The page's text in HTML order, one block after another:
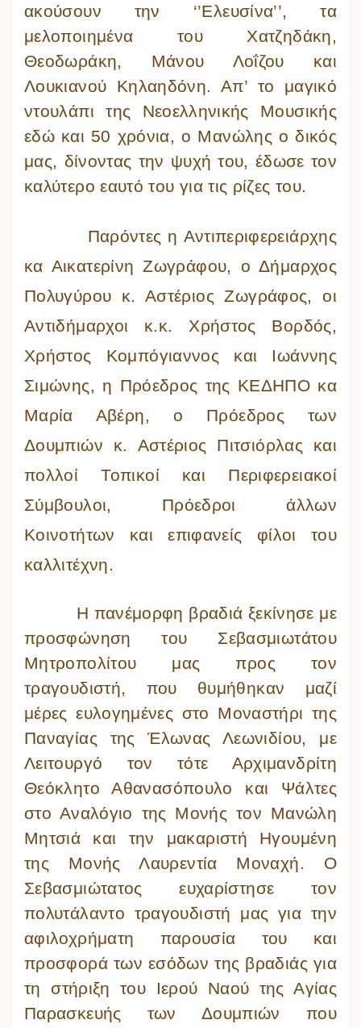
ακούσουν την ‘’Ελευσίνα’’, τα
μελοποιημένα του Χατζηδάκη,
Θεοδωράκη, Μάνου Λοΐζου και
Λουκιανού Κηλαηδόνη. Απ’ το μαγικό
ντουλάπι της Νεοελληνικής Μουσικής
εδώ και 50 χρόνια, ο Μανώλης ο δικός
μας, δίνοντας την ψυχή του, έδωσε τον
καλύτερο εαυτό του για τις ρίζες του.
Παρόντες η Αντιπεριφερειάρχης
κα Αικατερίνη Ζωγράφου, ο Δήμαρχος
Πολυγύρου κ. Αστέριος Ζωγράφος, οι
Αντιδήμαρχοι κ.κ. Χρήστος Βορδός,
Χρήστος Κομπόγιαννος και Ιωάννης
Σιμώνης, η Πρόεδρος της ΚΕΔΗΠΟ κα
Μαρία Αβέρη, ο Πρόεδρος των
Δουμπιών κ. Αστέριος Πιτσιόρλας και
πολλοί Τοπικοί και Περιφερειακοί
Σύμβουλοι, Πρόεδροι άλλων
Κοινοτήτων και επιφανείς φίλοι του
καλλιτέχνη.
Η πανέμορφη βραδιά ξεκίνησε με
προσφώνηση του Σεβασμιωτάτου
Μητροπολίτου μας προς τον
τραγουδιστή, που θυμήθηκαν μαζί
μέρες ευλογημένες στο Μοναστήρι της
Παναγίας της Έλωνας Λεωνιδίου, με
Λειτουργό τον τότε Αρχιμανδρίτη
Θεόκλητο Αθανασόπουλο και Ψάλτες
στο Αναλόγιο της Μονής τον Μανώλη
Μητσιά και την μακαριστή Ηγουμένη
της Μονής Λαυρεντία Μοναχή. Ο
Σεβασμιώτατος ευχαρίστησε τον
πολυτάλαντο τραγουδιστή μας για την
αφιλοχρήματη παρουσία του και
προσφορά των εσόδων της βραδιάς για
τη στήριξη του Ιερού Ναού της Αγίας
Παρασκευής των Δουμπιών που